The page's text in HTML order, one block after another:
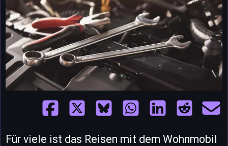
Für viele ist das Reisen mit dem Wohnmobil